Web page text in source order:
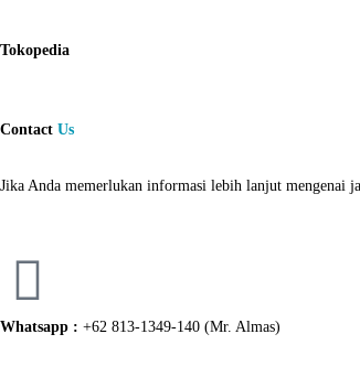
Tokopedia
Contact Us
Jika Anda memerlukan informasi lebih lanjut mengenai
Whatsapp : +62 813-1349-140 (Mr. Almas)